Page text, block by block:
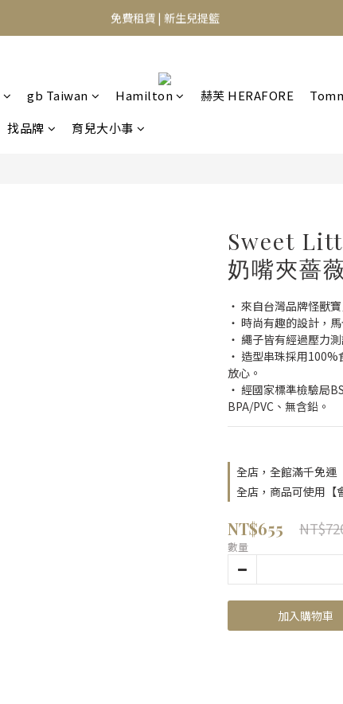
⭐️異膚救星 10天體驗活動⭐️
免費租賃 | 新生兒提籃
gb Taiwan Hamilton 赫芙 HERAFORE
找品牌 育兒大小事
Sweet
奶嘴夾薔
・ 來自台灣品牌怪獸
・ 時尚有趣的設計，
・ 繩子皆有經過壓力
・ 造型串珠採用
放心。
・ 經國家標準檢驗局
BPA/PVC、無含鉛。
全店，全館滿千免運
全店，商品可使用【
NT$655
數量
加入購物車